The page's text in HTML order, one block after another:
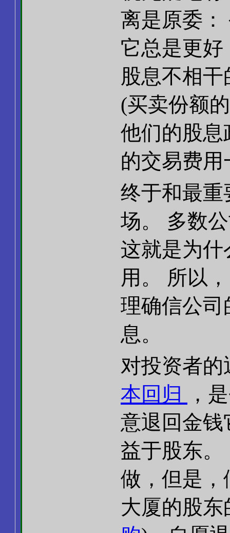
离是原委：
它总是更
股息不相
(买卖份额
他们的股息
的交易费
终于和最重
场。 多数
这就是为什
用。 所以
理确信公司
息。
对投资者
本回归
，
意退回金钱
益于股东
做，但是，
大厦的股